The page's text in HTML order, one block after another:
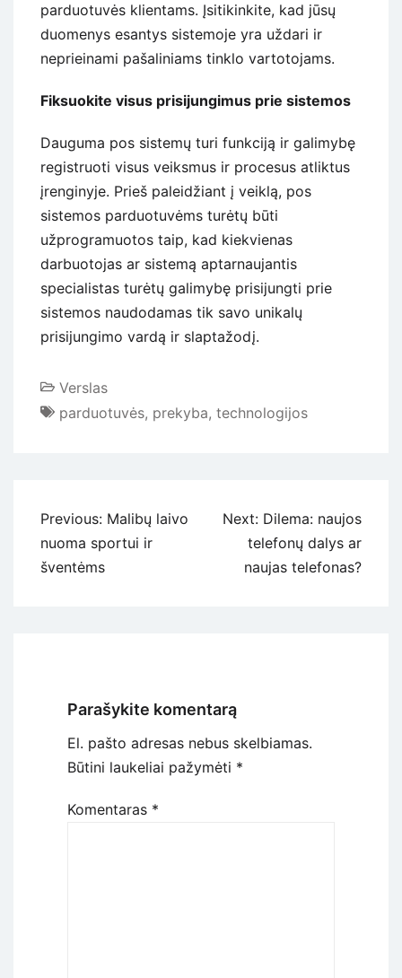
parduotuvės klientams. Įsitikinkite, kad jūsų
duomenys esantys sistemoje yra uždari ir
neprieinami pašaliniams tinklo vartotojams.
Fiksuokite visus prisijungimus prie sistemos
Dauguma pos sistemų turi funkciją ir galimybę
registruoti visus veiksmus ir procesus atliktus
įrenginyje. Prieš paleidžiant į veiklą, pos
sistemos parduotuvėms turėtų būti
užprogramuotos taip, kad kiekvienas
darbuotojas ar sistemą aptarnaujantis
specialistas turėtų galimybę prisijungti prie
sistemos naudodamas tik savo unikalų
prisijungimo vardą ir slaptažodį.
Verslas
parduotuvės, prekyba, technologijos
Navigacija
tarp
įrašų
Previous: Malibų laivo
nuoma sportui ir
šventėms
Next: Dilema: naujos
telefonų dalys ar
naujas telefonas?
Parašykite komentarą
El. pašto adresas nebus skelbiamas.
Būtini laukeliai pažymėti *
Komentaras *